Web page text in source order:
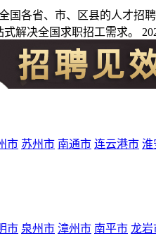
国各省、市、区县的人才
解决全国求职招工需求。
市 苏州市 南通市 连云港市 淮
市 泉州市 漳州市 南平市 龙岩